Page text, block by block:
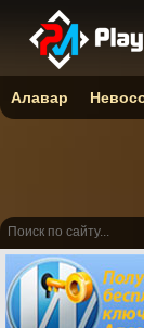
Алавар